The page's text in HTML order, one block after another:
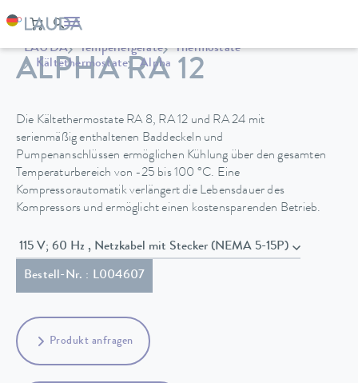
LAUDA Temperiergeräte
Thermostate
Kältethermostate
Alpha
ALPHA RA 12
Die Kältethermostate RA 8, RA 12 und RA 24 mit
serienmäßig enthaltenen Baddeckeln und
Pumpenanschlüssen ermöglichen Kühlung über den gesamten
Temperaturbereich von -25 bis 100 °C. Eine
Kompressorautomatik verlängert die Lebensdauer des
Kompressors und ermöglicht einen kostensparenden Betrieb.
115 V; 60 Hz , Netzkabel mit Stecker (NEMA 5-15P)
Bestell-Nr. : L004607
Produkt anfragen